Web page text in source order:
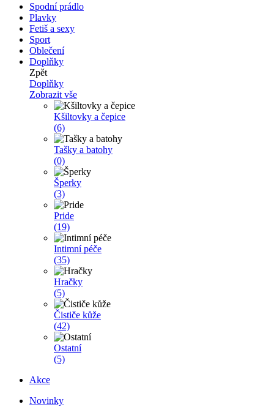
Spodní prádlo
Plavky
Fetiš a sexy
Sport
Oblečení
Doplňky
Zpět
Doplňky
Zobrazit vše
Kšiltovky a čepice
(6)
Tašky a batohy
(0)
Šperky
(3)
Pride
(19)
Intimní péče
(35)
Hračky
(5)
Čističe kůže
(42)
Ostatní
(5)
Akce
Novinky